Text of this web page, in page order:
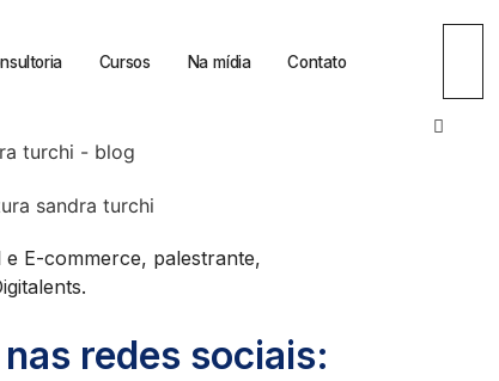
Cursos Na mídia Contato
e E-commerce, palestrante,
redes sociais: